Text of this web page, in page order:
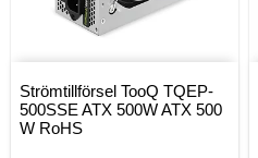
Strömtillförsel TooQ TQEP-
500SSE ATX 500W ATX 500
W RoHS